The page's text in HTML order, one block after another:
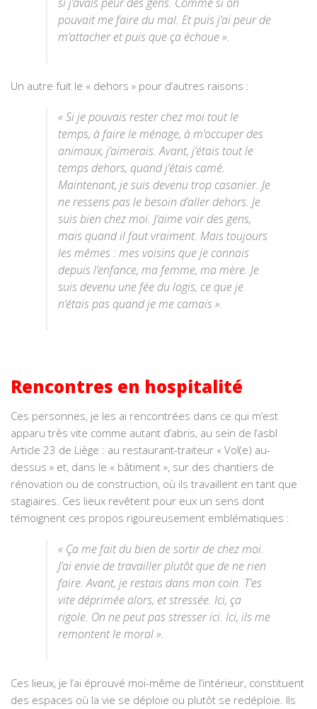
pouvait me faire du mal. Et puis j’ai peur de
m’attacher et puis que ça échoue».
Un autre fuit le « dehors » pour d’autres raisons :
« Si je pouvais rester chez moi tout le
temps, à faire le ménage, à m’occuper des
animaux, j’aimerais. Avant, j’étais tout le
temps dehors, quand j’étais camé.
Maintenant, je suis devenu trop casanier. Je
ne ressens pas le besoin d’aller dehors. Je
suis bien chez moi. J’aime voir des gens,
mais quand il faut vraiment. Mais toujours
les mêmes : mes voisins que je connais
depuis l’enfance, ma femme, ma mère. Je
suis devenu une fée du logis, ce que je
n’étais pas quand je me camais ».
Rencontres en hospitalité
Ces personnes, je les ai rencontrées dans ce qui m’est
apparu très vite comme autant d’abris, au sein de l’asbl
Article 23 de Liège : au restaurant-traiteur « Vol(e) au-
dessus » et, dans le « bâtiment », sur des chantiers de
rénovation ou de construction, où ils travaillent en tant que
stagiaires. Ces lieux revêtent pour eux un sens dont
témoignent ces propos rigoureusement emblématiques :
« Ça me fait du bien de sortir de chez moi.
J’ai envie de travailler plutôt que de ne rien
faire. Avant, je restais dans mon coin. T’es
vite déprimée alors, et stressée. Ici, ça
rigole. On ne peut pas stresser ici. Ici, ils me
remontent le moral ».
Ces lieux, je l’ai éprouvé moi-même de l’intérieur, constituent
des espaces où la vie se déploie ou plutôt se redéploie. Ils